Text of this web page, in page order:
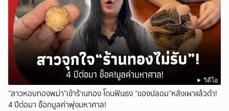
วิดีโอ
“สาวหอบทองพม่า”เข้าร้านทอง โดนฟันธง “ของปลอม”หลังเผาแล้วดำ!
4 ปีต่อมา ช็อกมูลค่าพุ่งมหาศาล!